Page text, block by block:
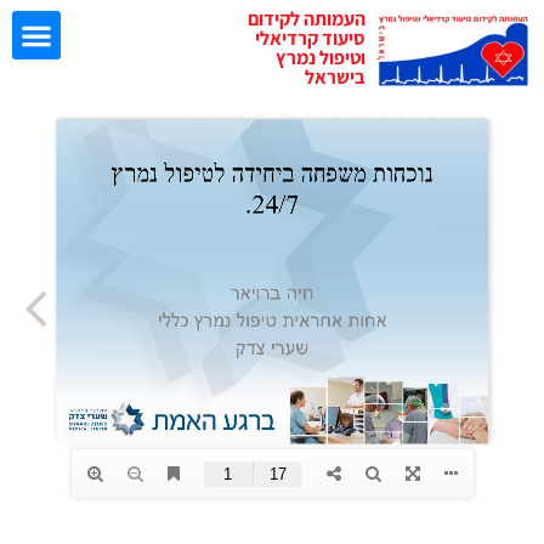
העמותה לקידום
סיעוד קרדיאלי
וטיפול נמרץ
בישראל